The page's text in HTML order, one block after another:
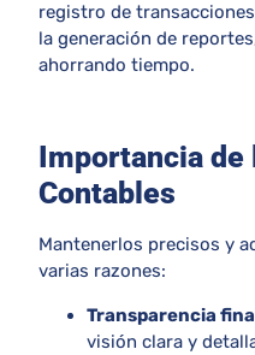
registro de
la generación de
ahorrando tiempo.
Importancia de
Contables
Mantenerlos precisos y
varias razones:
Transparencia
visión clara y